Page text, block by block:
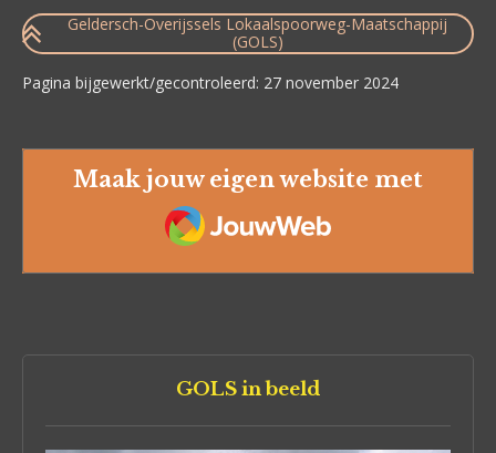
Geldersch-Overijssels Lokaalspoorweg-Maatschappij
(GOLS)
Pagina bijgewerkt/gecontroleerd: 27 november 2024
Maak jouw eigen website met
JouwWeb
GOLS in beeld